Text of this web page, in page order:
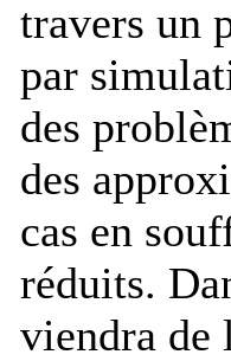
travers un
par
des
des
cas en
réduits.
viendra de